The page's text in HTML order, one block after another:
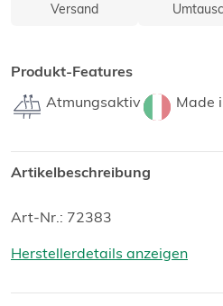
Versand
Produkt-Features
Atmungsaktiv Made
Artikelbeschreibung
Art-Nr.: 72383
Herstellerdetails anzeigen